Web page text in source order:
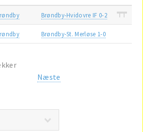
Brøndby-Hvidovre IF 0-2
Brøndby-St. Merløse 1-0
Næste